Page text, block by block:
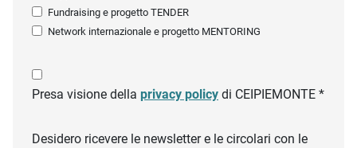
Fundraising e progetto TENDER
Network internazionale e progetto MENTORING
Presa visione della privacy policy di CEIPIEMONTE *
Desidero ricevere le newsletter e le circolari con le